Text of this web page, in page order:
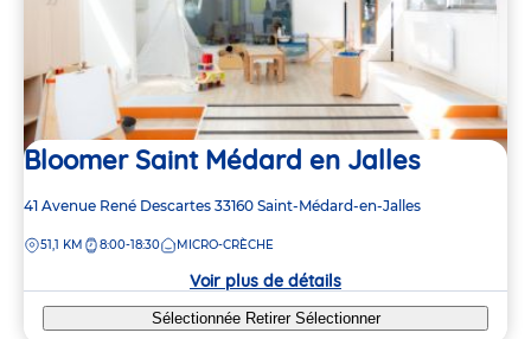
Bloomer Saint Médard en Jalles
Adresse
la
41 Avenue René Descartes 33160 Saint-Médard-en-Jalles
DISTANCE
51,1 KM 8:00-18:30 MICRO-CRÈCHE
Voir plus de détails
Sélectionnée Retirer Sélectionner